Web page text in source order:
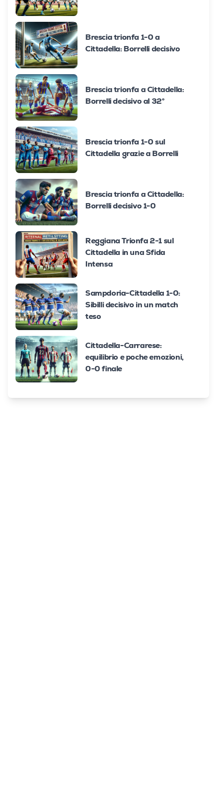
Brescia trionfa 1-0 a
Cittadella: Borrelli decisivo
Brescia trionfa a Cittadella:
Borrelli decisivo al 32°
Brescia trionfa 1-0 sul
Cittadella grazie a Borrelli
Brescia trionfa a Cittadella:
Borrelli decisivo 1-0
Reggiana Trionfa 2-1 sul
Cittadella in una Sfida
Intensa
Sampdoria-Cittadella 1-0:
Sibilli decisivo in un match
teso
Cittadella-Carrarese:
equilibrio e poche emozioni,
0-0 finale